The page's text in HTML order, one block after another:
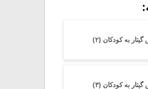
به کودکان (۲)
به کودکان (۳)